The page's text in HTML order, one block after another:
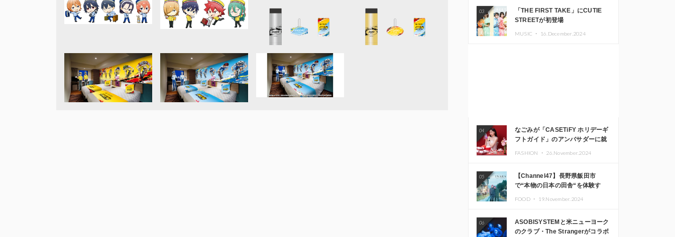
Kza（FORCE OF NATURE）ら日
本を代表するDJ・クリエイターが
出演
03
「THE FIRST TAKE」にCUTIE
STREETが初登場
MUSIC ・ 16.December.2024
04
なごみが「CASETiFY ホリデーギ
フトガイド」のアンバサダーに就
FASHION ・ 26.November.2024
05
【Channel47】長野県飯田市
で“本物の日本の田舎“を体験す
FOOD ・ 19.November.2024
06
ASOBISYSTEMと米ニューヨーク
のクラブ・The Strangerがコラボ